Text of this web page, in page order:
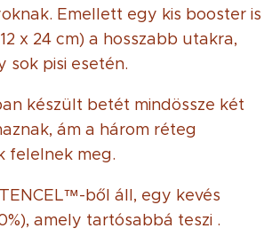
Emellett egy kis booster is
x 24 cm) a hosszabb utakra,
sok pisi esetén.
készült betét mindössze két
ám a három réteg
felelnek meg.
ből áll, egy kevés
amely tartósabbá teszi .